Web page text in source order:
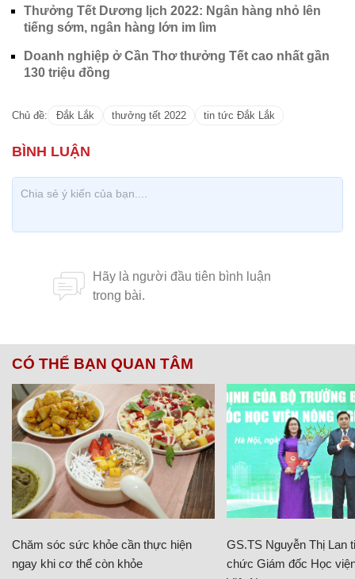
Thưởng Tết Dương lịch 2022: Ngân hàng nhỏ lên
tiếng sớm, ngân hàng lớn im lìm
Doanh nghiệp ở Cần Thơ thưởng Tết cao nhất gần
130 triệu đồng
Chủ đề: Đắk Lắk thưởng tết 2022 tin tức Đắk Lắk
CÓ THỂ BẠN QUAN TÂM
Chăm sóc sức khỏe cần thực hiện
ngay khi cơ thể còn khỏe
GS.TS Nguyễn Thị Lan
chức Giám đốc Học